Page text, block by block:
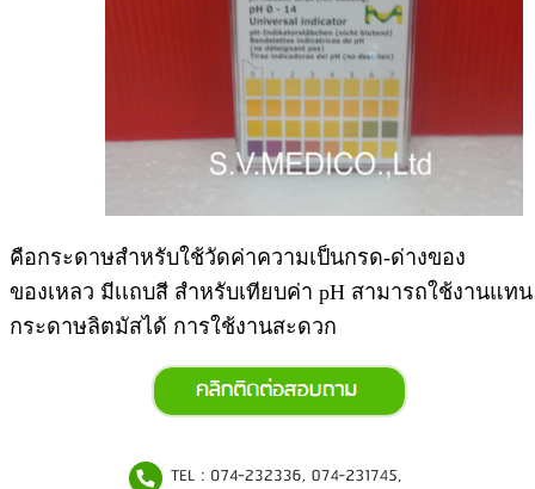
คือกระดาษสำหรับใช้วัดค่าความเป็นกรด-ด่างของ
ของเหลว มีเเถบสี สำหรับเทียบค่า pH สามารถใช้งานแทน
กระดาษลิตมัสได้ การใช้งานสะดวก